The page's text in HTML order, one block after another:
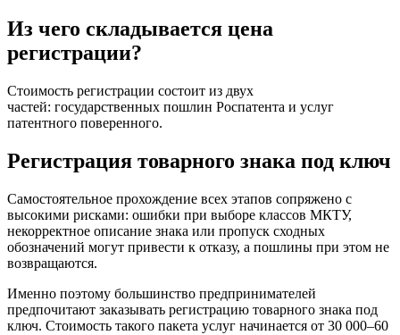
Из чего складывается цена
регистрации?
Стоимость регистрации состоит из двух
частей: государственных пошлин Роспатента и услуг
патентного поверенного.
Регистрация товарного знака под ключ
Самостоятельное прохождение всех этапов сопряжено с
высокими рисками: ошибки при выборе классов МКТУ,
некорректное описание знака или пропуск сходных
обозначений могут привести к отказу, а пошлины при этом не
возвращаются.
Именно поэтому большинство предпринимателей
предпочитают заказывать регистрацию товарного знака под
ключ. Стоимость такого пакета услуг начинается от 30 000–60